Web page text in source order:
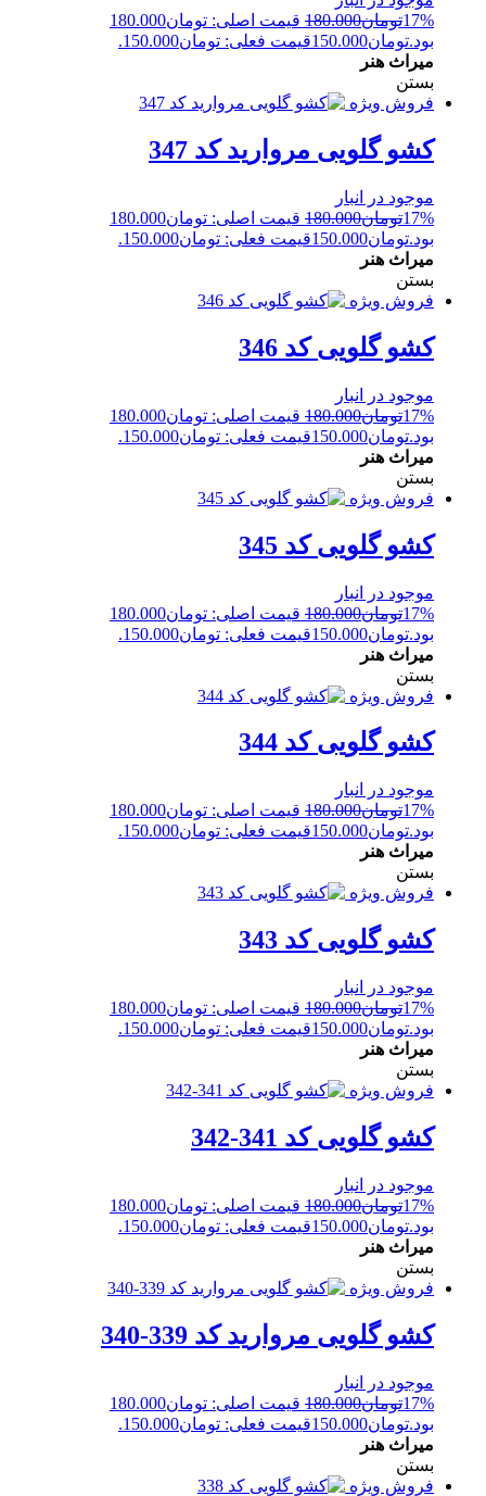
17%تومان180.000
قیمت اصلی: تومان180.000
بود.تومان150.000قیمت فعلی: تومان150.000.
میراث هنر
بستن
فروش ویژه
کشو گلویی مروارید کد 347
موجود در انبار
17%تومان180.000
قیمت اصلی: تومان180.000
بود.تومان150.000قیمت فعلی: تومان150.000.
میراث هنر
بستن
فروش ویژه
کشو گلویی کد 346
موجود در انبار
17%تومان180.000
قیمت اصلی: تومان180.000
بود.تومان150.000قیمت فعلی: تومان150.000.
میراث هنر
بستن
فروش ویژه
کشو گلویی کد 345
موجود در انبار
17%تومان180.000
قیمت اصلی: تومان180.000
بود.تومان150.000قیمت فعلی: تومان150.000.
میراث هنر
بستن
فروش ویژه
کشو گلویی کد 344
موجود در انبار
17%تومان180.000
قیمت اصلی: تومان180.000
بود.تومان150.000قیمت فعلی: تومان150.000.
میراث هنر
بستن
فروش ویژه
کشو گلویی کد 343
موجود در انبار
17%تومان180.000
قیمت اصلی: تومان180.000
بود.تومان150.000قیمت فعلی: تومان150.000.
میراث هنر
بستن
فروش ویژه
کشو گلویی کد 341-342
موجود در انبار
17%تومان180.000
قیمت اصلی: تومان180.000
بود.تومان150.000قیمت فعلی: تومان150.000.
میراث هنر
بستن
فروش ویژه
کشو گلویی مروارید کد 339-340
موجود در انبار
17%تومان180.000
قیمت اصلی: تومان180.000
بود.تومان150.000قیمت فعلی: تومان150.000.
میراث هنر
بستن
فروش ویژه